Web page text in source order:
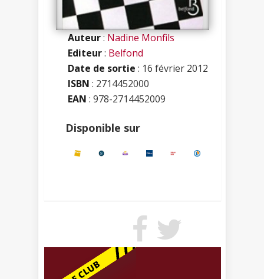
Auteur:Nadine Monfils
Editeur: Belfond
Date de sortie : 16 février 2012
ISBN : 2714452000
EAN : 978-2714452009
Disponible sur